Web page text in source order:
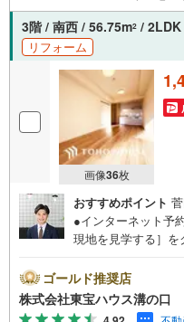
3階 / 南西 / 56.75m2 / 2LDK
リフォーム
画像36枚
おすすめポイント
●インターネット予
現地を見学する］
い！●10:00～21:00
す。【Yahoo！ 不動
を成約すると
ゴールド推奨店
株式会社東宝ハウス溝の口